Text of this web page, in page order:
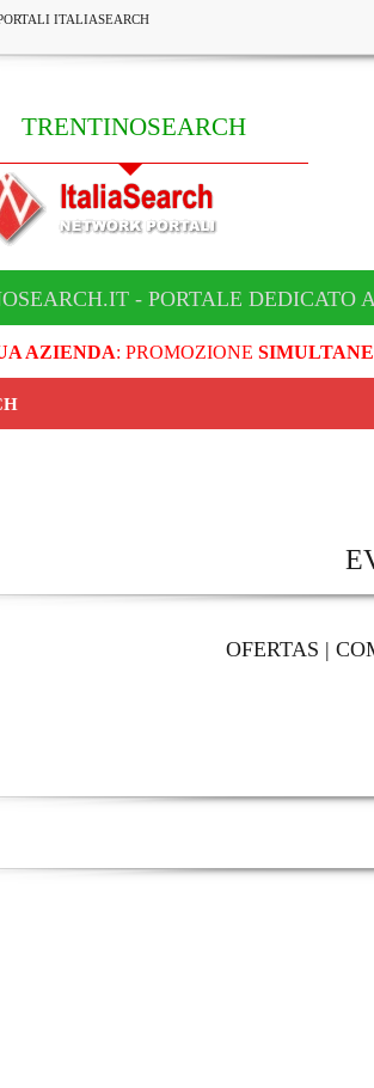
ITALIASEARCH
TRENTINOSEARCH
- PORTALE DEDICATO
AZIENDA: PROMOZIONE
OFERTAS |